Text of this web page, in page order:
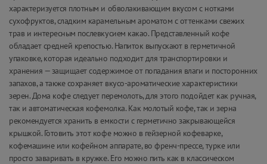
характеризуется плотным и обволакивающим вкусом с нотками
сухофруктов, сладким карамельным ароматом с оттенками свежих
трав и интересным послевкусием какао. Представленный кофе
обладает средней крепостью. Напиток выпускают в герметичной
упаковке, которая идеально подходит для транспортировки и
хранения — защищает содержимое от попадания влаги и посторонних
запахов, а также сохраняет вкусо-ароматические характеристики
зерен. Дома кофе следует перемолоть, для этого подойдет как ручная,
так и автоматическая кофемолка. Как молотый кофе, так и зерна
рекомендуется хранить в емкости с герметично закрывающейся
крышкой. Готовить этот кофе можно в гейзерной кофеварке,
кофемашине или кофейном аппарате, во френч-прессе, турке или
просто заваривать в кружке. Его можно пить как в классическом